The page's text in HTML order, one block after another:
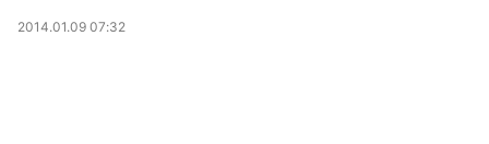
2014.01.09 07:32